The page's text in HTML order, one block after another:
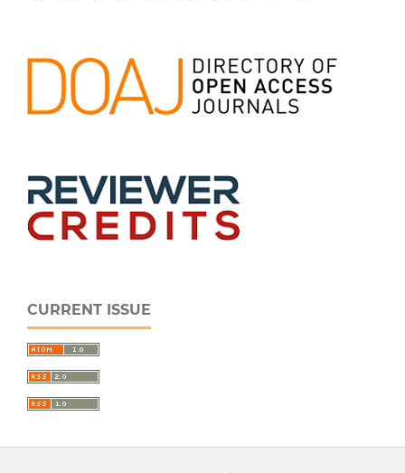
CURRENT ISSUE